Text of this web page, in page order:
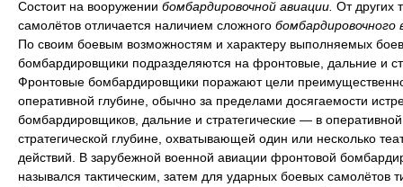
Состоит на вооружении бомбардировочной авиации. От других
самолётов отличается наличием сложного бомбардировочного
По своим боевым возможностям и характеру выполняемых
бомбардировщики подразделяются на фронтовые, дальние и
Фронтовые бомбардировщики поражают цели
оперативной глубине, обычно за пределами досягаемости
бомбардировщиков, дальние и стратегические — в
стратегической глубине, охватывающей один или несколько
действий. В зарубежной военной авиации фронтовой
назывался тактическим, затем для ударных боевых самолётов